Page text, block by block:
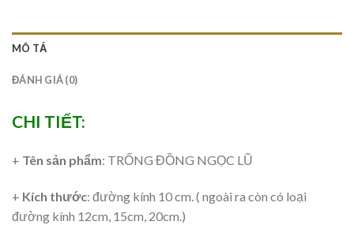
MÔ TẢ
ĐÁNH GIÁ (0)
CHI TIẾT:
+ Tên sản phẩm: TRỐNG ĐỒNG NGỌC LŨ
+ Kích thước: đường kính 10 cm. ( ngoài ra còn có loại
đường kính 12cm, 15cm, 20cm.)